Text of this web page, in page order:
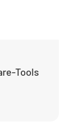
Tools